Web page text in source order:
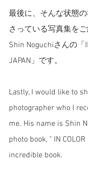
最後に、そんな状態
さっている写真集をご
Shin Noguchiさんの「
JAPAN」です。
Lastly, I would like to
photographer who I
me. His name is Shin
photo book, " IN
incredible book.